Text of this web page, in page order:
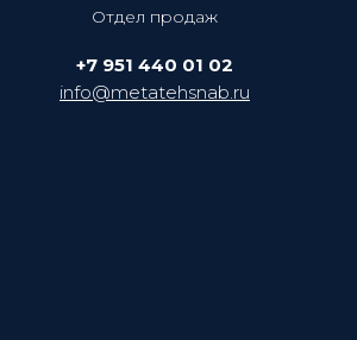
Отдел продаж
+7 951 440 01 02
info@metatehsnab.ru